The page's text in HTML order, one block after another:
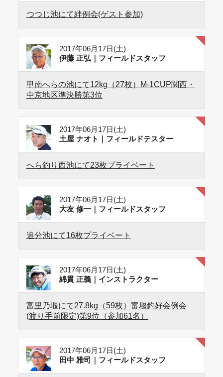
つつじ池にて絆例会(ゲスト参加)
2017年06月17日(土)
伊藤 正弘｜フィールドスタッフ
甲南へらの池にて12kg（27枚）M-1CUP関西・
中京地区準決勝第3位
2017年06月17日(土)
土屋 ナオト｜フィールドテスター
へら釣り西池にて23枚プライベート
2017年06月17日(土)
大友 修一｜フィールドスタッフ
追分池にて16枚プライベート
2017年06月17日(土)
綿貫 正義｜インストラクター
富里乃堰にて27.8kg（59枚）富堰釣好会例会
(渡り手前限定)第9位（参加61名）
2017年06月17日(土)
田中 雅司｜フィールドスタッフ